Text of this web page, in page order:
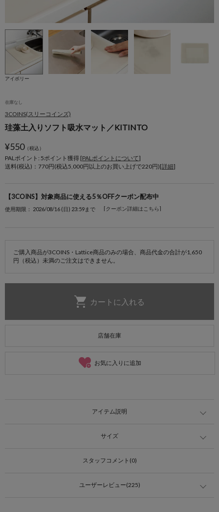
アイボリー
在庫なし
3COINS(スリーコインズ)
珪藻土入りソフト吸水マット／KITINTO
¥550（税込）
PALポイント: 5ポイント獲得 [PALポイントについて]
送料(税込)：770円(税込5,000円以上のお買い上げで220円)[詳細]
【3COINS】対象商品に使える5％OFFクーポン配布中
使用期限： 2026/08/16 (日) 23:59まで [クーポン詳細はこちら]
ご購入商品が3COINS・Lattice商品のみの場合、商品代金の合計が1,650
円（税込）未満のご注文はできません。
店舗在庫
お気に入りに追加
アイテム説明
サイズ
スタッフコメント(0)
ユーザーレビュー(225)